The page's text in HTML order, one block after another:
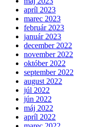
apríl 2023
marec 2023
február 2023
január 2023
december 2022
november 2022
október 2022
september 2022
august 2022
júl 2022
jún 2022
máj 2022
apríl 2022